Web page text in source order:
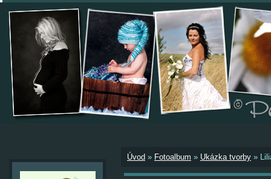
Úvod » Fotoalbum » Ukázka tvorby »